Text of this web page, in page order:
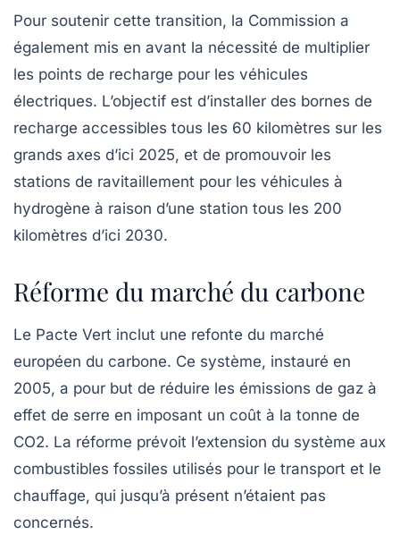
Pour soutenir cette transition, la Commission a
également mis en avant la nécessité de multiplier
les points de recharge pour les véhicules
électriques. L’objectif est d’installer des bornes de
recharge accessibles tous les 60 kilomètres sur les
grands axes d’ici 2025, et de promouvoir les
stations de ravitaillement pour les véhicules à
hydrogène à raison d’une station tous les 200
kilomètres d’ici 2030.
Réforme du marché du carbone
Le Pacte Vert inclut une refonte du marché
européen du carbone. Ce système, instauré en
2005, a pour but de réduire les émissions de gaz à
effet de serre en imposant un coût à la tonne de
CO2. La réforme prévoit l’extension du système aux
combustibles fossiles utilisés pour le transport et le
chauffage, qui jusqu’à présent n’étaient pas
concernés.